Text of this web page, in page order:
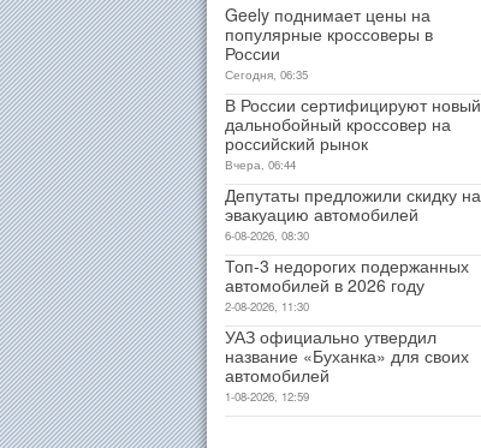
Geely поднимает цены на
популярные кроссоверы в
России
Сегодня, 06:35
В России сертифицируют новый
дальнобойный кроссовер на
российский рынок
Вчера, 06:44
Депутаты предложили скидку на
эвакуацию автомобилей
6-08-2026, 08:30
Топ-3 недорогих подержанных
автомобилей в 2026 году
2-08-2026, 11:30
УАЗ официально утвердил
название «Буханка» для своих
автомобилей
1-08-2026, 12:59